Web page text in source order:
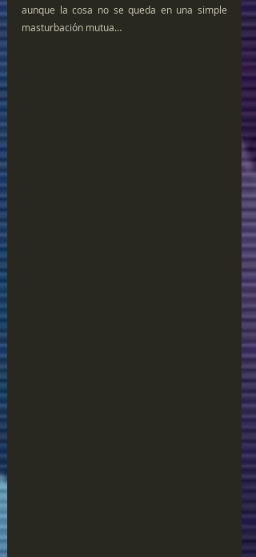
aunque la cosa no se queda en una simple
masturbación mutua…